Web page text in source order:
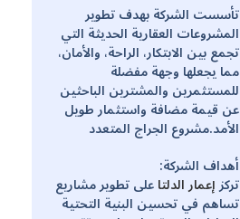
تأسست الشركة بهدف تطوير
المشروعات العقارية الحديثة التي
تجمع بين الابتكار، الراحة، والأمان،
مما يجعلها وجهة مفضلة
للمستثمرين والمشترين الباحثين
عن قيمة مضافة واستثمار طويل
الأمد.مشروع الجراج المتعدد
أهداف الشركة:
تركزإعمار الدلتاعلى تطوير مشاريع
تساهم في تحسين البنية التحتية